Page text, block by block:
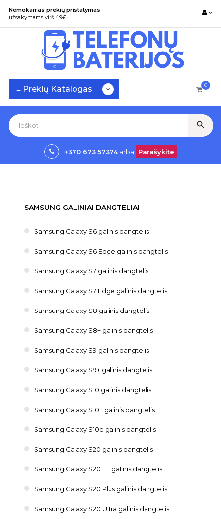
Nemokamas prekių pristatymas
užsakymams virš 49€!
Toggle
navigation
☰ 0
≡ Prekių Katalogas
search
+370 673 57374arba Parašykite
SAMSUNG GALINIAI DANGTELIAI
Samsung Galaxy S6 galinis dangtelis
Samsung Galaxy S6 Edge galinis dangtelis
Samsung Galaxy S7 galinis dangtelis
Samsung Galaxy S7 Edge galinis dangtelis
Samsung Galaxy S8 galinis dangtelis
Samsung Galaxy S8+ galinis dangtelis
Samsung Galaxy S9 galinis dangtelis
Samsung Galaxy S9+ galinis dangtelis
Samsung Galaxy S10 galinis dangtelis
Samsung Galaxy S10+ galinis dangtelis
Samsung Galaxy S10e galinis dangtelis
Samsung Galaxy S20 galinis dangtelis
Samsung Galaxy S20 FE galinis dangtelis
Samsung Galaxy S20 Plus galinis dangtelis
Samsung Galaxy S20 Ultra galinis dangtelis